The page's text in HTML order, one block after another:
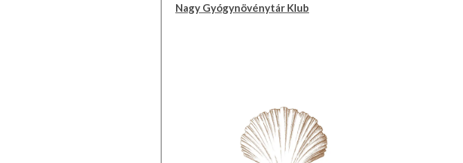
Nagy Gyógynövénytár Klub